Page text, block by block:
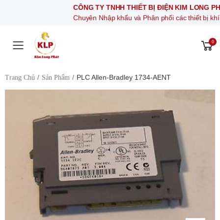
CÔNG TY TNHH THIẾT BỊ ĐIỆN KIM LONG PHÁT
Chuyên Nhập khẩu và Phân phối các thiết bị khí nén,
Toggle mobile menu
0
Trang Chủ Sản Phẩm PLC Allen-Bradley 1734-AENT